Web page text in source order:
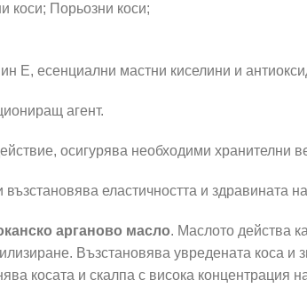
коси; Порьозни коси;
Е, есенциални мастни киселини и
агент.
осигурява необходими хранителни
еластичността и здравината
арганово масло. Маслото действа
Възстановява увредената коса
косата и скалпа с висока